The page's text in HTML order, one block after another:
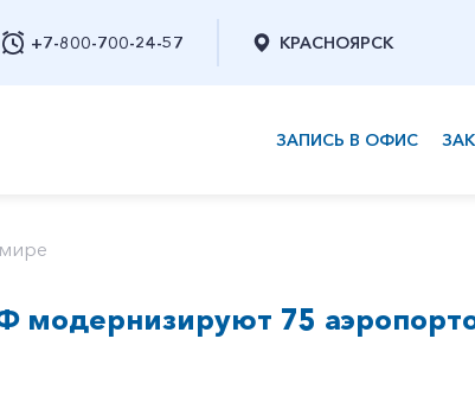
+7-800-700-24-57
Заказать обратный звонок
КРАСНОЯРСК
ЗАПИСЬ В ОФИС
модернизируют 75